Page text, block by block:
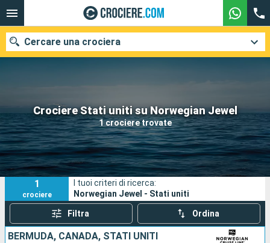
Crociere Stati uniti su Norwegian Jewel
1 crociere trovate
Cercare una crociera
Le nostre destinazioni
Mesi di partenza
Porti Compagnie
Ricerca
1
crociere
I tuoi criteri di ricerca:
Norwegian Jewel - Stati uniti
Filtra Ordina
BERMUDA, CANADA, STATI UNITI